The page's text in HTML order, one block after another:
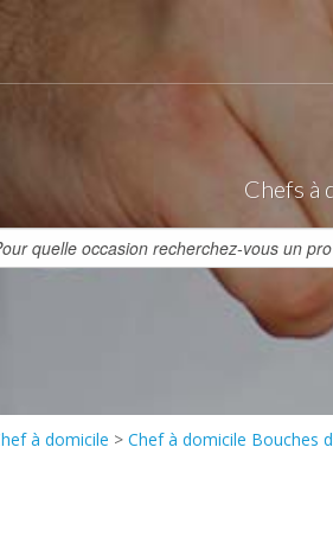
Chefs à
à domicile > Chef à domicile Bouches